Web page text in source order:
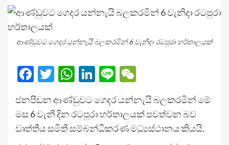
ආණ්ඩුවට ගෙදර යන්නැයි බලකරමින් 6 වැනිදා රටපුරා හර්තාලයක්
Facebook
Twitter
WhatsApp
LinkedIn
Line
ජනපීඩන ආණ්ඩුවට ගෙදර යන්නැයි බලකරමින් මේ
මස 6 වැනි දින රටපුරා හර්තාලයක් පවත්වන බව
වෘත්තීය සමිති සම්බන්ධීකරණ මධ්‍යස්ථානය කියයි.